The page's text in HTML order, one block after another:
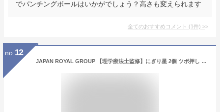
でパンチングボールはいかがでしょう？高さも変えられます
全てのおすすめコメント (1件) >
no. 12
JAPAN ROYAL GROUP 【理学療法士監修】にぎり星 2個 ツボ押し 手のひら 足ツボ 足裏マッサージ リフレクソロジー ストレス解消グッズ 取扱説明書付き